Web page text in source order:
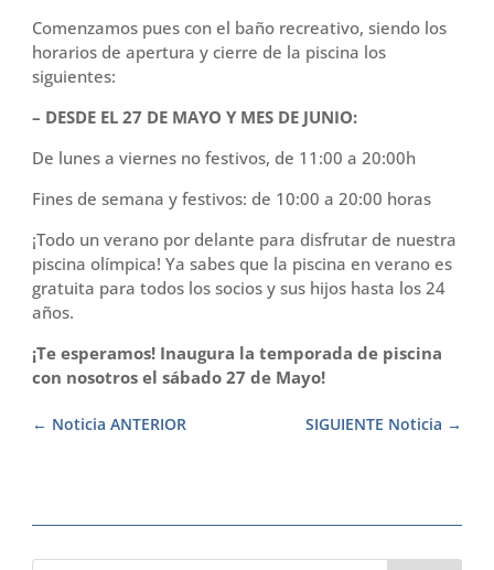
Comenzamos pues con el baño recreativo, siendo los
horarios de apertura y cierre de la piscina los
siguientes:
– DESDE EL 27 DE MAYO Y MES DE JUNIO:
De lunes a viernes no festivos, de 11:00 a 20:00h
Fines de semana y festivos: de 10:00 a 20:00 horas
¡Todo un verano por delante para disfrutar de nuestra
piscina olímpica! Ya sabes que la piscina en verano es
gratuita para todos los socios y sus hijos hasta los 24
años.
¡Te esperamos! Inaugura la temporada de piscina
con nosotros el sábado 27 de Mayo!
SIGUIENTE Noticia
Noticia ANTERIOR